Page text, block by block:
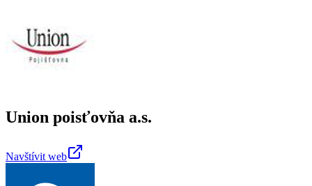
Union poisťovňa a.s.
Navštívit web